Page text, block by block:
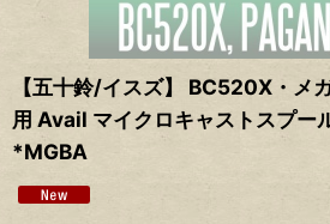
【五十鈴/イスズ】 BC520X・メ
用 Avail マイクロキャストスプー
*MGBA